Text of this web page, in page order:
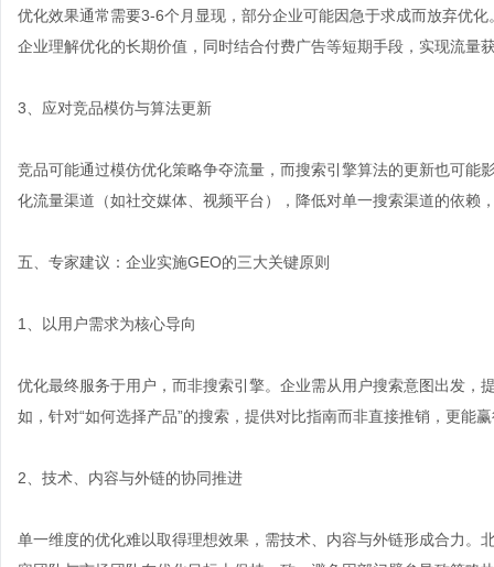
优化效果通常需要3-6个月显现，部分企业可能因急于求成而放弃优
企业理解优化的长期价值，同时结合付费广告等短期手段，实现流量
3、应对竞品模仿与算法更新
竞品可能通过模仿优化策略争夺流量，而搜索引擎算法的更新也可
化流量渠道（如社交媒体、视频平台），降低对单一搜索渠道的依赖
五、专家建议：企业实施GEO的三大关键原则
1、以用户需求为核心导向
优化最终服务于用户，而非搜索引擎。企业需从用户搜索意图出发，
如，针对“如何选择产品”的搜索，提供对比指南而非直接推销，更能
2、技术、内容与外链的协同推进
单一维度的优化难以取得理想效果，需技术、内容与外链形成合力